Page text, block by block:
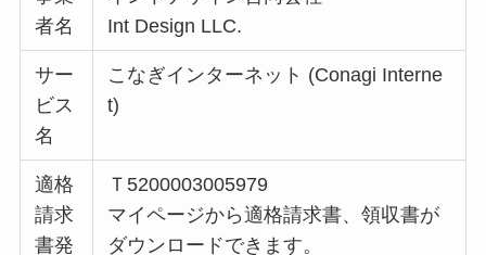
者名
Int Design LLC.
サー
ビス
名
こなぎインターネット (Conagi Interne
t)
適格
請求
書発
Ｔ5200003005979
マイページから適格請求書、領収書が
ダウンロードできます。